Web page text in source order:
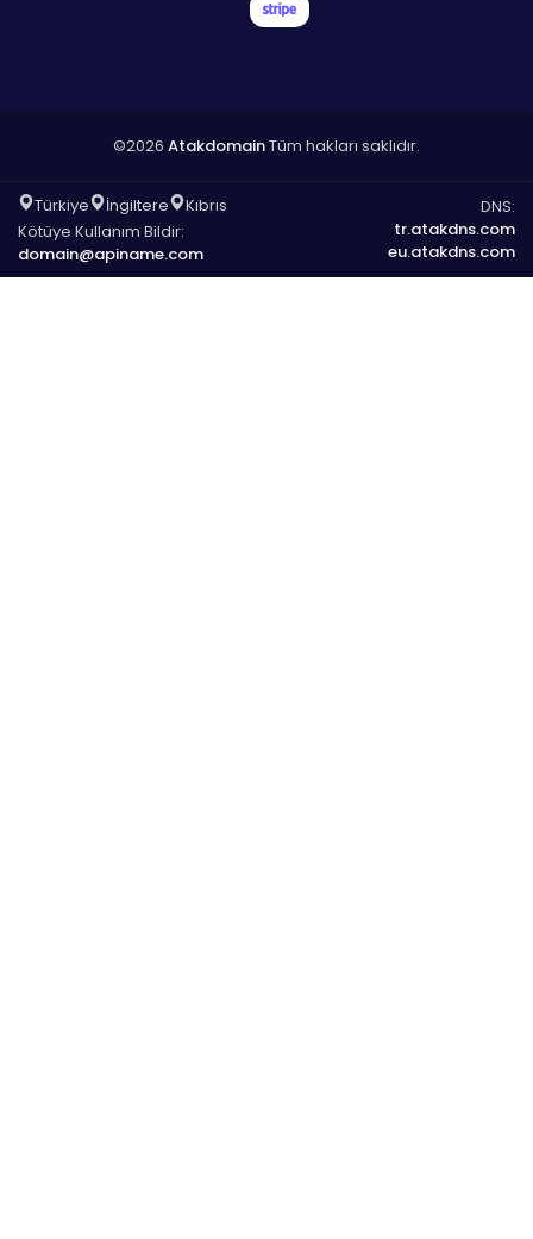
©2026 AtakdomainTüm hakları saklıdır.
Türkiye İngiltere
Kıbrıs
Kötüye Kullanım Bildir:
domain@apiname.com
DNS:
tr.atakdns.com
eu.atakdns.com